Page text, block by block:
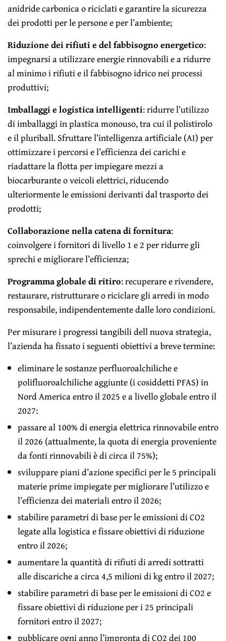
anidride carbonica o riciclati e garantire la sicurezza
dei prodotti per le persone e per l’ambiente;
Riduzione dei rifiuti e del fabbisogno energetico:
impegnarsi a utilizzare energie rinnovabili e a ridurre
al minimo i rifiuti e il fabbisogno idrico nei processi
produttivi;
Imballaggi e logistica intelligenti: ridurre l’utilizzo
di imballaggi in plastica monouso, tra cui il polistirolo
e il pluriball. Sfruttare l’intelligenza artificiale (AI) per
ottimizzare i percorsi e l’efficienza dei carichi e
riadattare la flotta per impiegare mezzi a
biocarburante o veicoli elettrici, riducendo
ulteriormente le emissioni derivanti dal trasporto dei
prodotti;
Collaborazione nella catena di fornitura:
coinvolgere i fornitori di livello 1 e 2 per ridurre gli
sprechi e migliorare l’efficienza;
Programma globale di ritiro: recuperare e rivendere,
restaurare, ristrutturare o riciclare gli arredi in modo
responsabile, indipendentemente dalle loro condizioni.
Per misurare i progressi tangibili dell nuova strategia,
l’azienda ha fissato i seguenti obiettivi a breve termine:
eliminare le sostanze perfluoroalchiliche e
polifluoroalchiliche aggiunte (i cosiddetti PFAS) in
Nord America entro il 2025 e a livello globale entro il
2027:
passare al 100% di energia elettrica rinnovabile entro
il 2026 (attualmente, la quota di energia proveniente
da fonti rinnovabili è di circa il 75%);
sviluppare piani d’azione specifici per le 5 principali
materie prime impiegate per migliorare l’utilizzo e
l’efficienza dei materiali entro il 2026;
stabilire parametri di base per le emissioni di CO2
legate alla logistica e fissare obiettivi di riduzione
entro il 2026;
aumentare la quantità di rifiuti di arredi sottratti
alle discariche a circa 4,5 milioni di kg entro il 2027;
stabilire parametri di base per le emissioni di CO2 e
fissare obiettivi di riduzione per i 25 principali
fornitori entro il 2027;
pubblicare ogni anno l’impronta di CO2 dei 100